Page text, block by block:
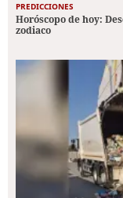
PREDICCIONES
Horóscopo de hoy:
zodiaco